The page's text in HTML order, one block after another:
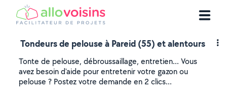
Tondeurs de pelouse à Pareid (55) et alentours
Tonte de pelouse, débroussaillage, entretien... Vous
avez besoin d'aide pour entretenir votre gazon ou
pelouse ? Postez votre demande en 2 clics...